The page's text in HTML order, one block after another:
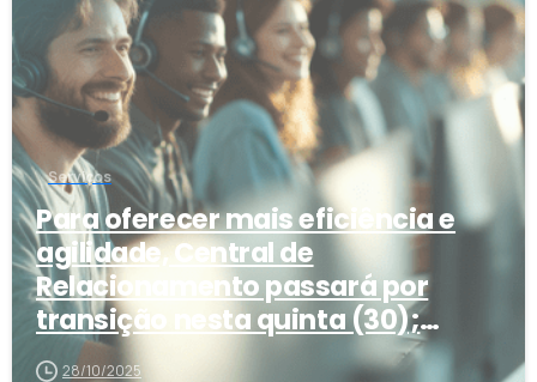
Serviços
Para oferecer mais eficiência e
agilidade, Central de
Relacionamento passará por
transição nesta quinta (30);
confira alternativas
28/10/2025